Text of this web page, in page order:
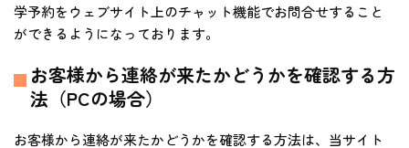
学予約をウェブサイト上のチャット機能でお問合せすること
ができるようになっております。
お客様から連絡が来たかどうかを確認する方
法（PCの場合）
お客様から連絡が来たかどうかを確認する方法は、当サイト